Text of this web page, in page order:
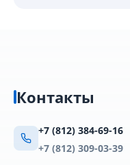
Контакты
+7 (812) 384-69-16
+7 (812) 309-03-39